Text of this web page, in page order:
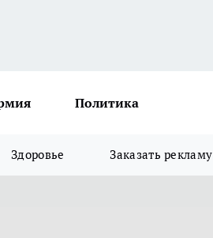
Политика
Здоровье Заказать рекламу